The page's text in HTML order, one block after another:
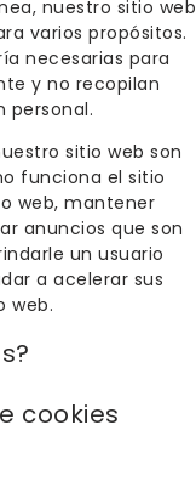
nuestro sitio web
varios propósitos.
necesarias para
y no recopilan
personal.
sitio web son
funciona el sitio
web, mantener
anuncios que son
un usuario
a acelerar sus
web.
cookies